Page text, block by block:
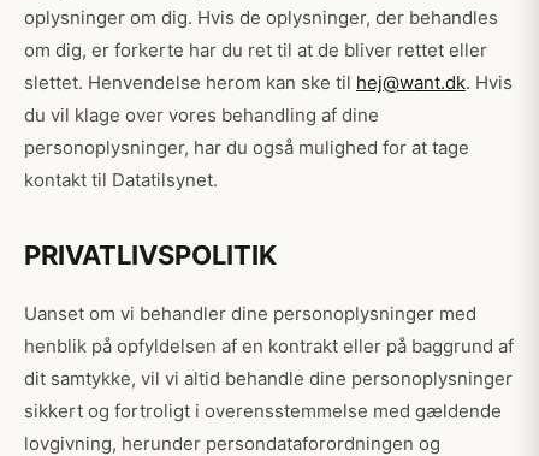
oplysninger om dig. Hvis de oplysninger, der behandles
om dig, er forkerte har du ret til at de bliver rettet eller
slettet. Henvendelse herom kan ske til hej@want.dk. Hvis
du vil klage over vores behandling af dine
personoplysninger, har du også mulighed for at tage
kontakt til Datatilsynet.
PRIVATLIVSPOLITIK
Uanset om vi behandler dine personoplysninger med
henblik på opfyldelsen af en kontrakt eller på baggrund af
dit samtykke, vil vi altid behandle dine personoplysninger
sikkert og fortroligt i overensstemmelse med gældende
lovgivning, herunder persondataforordningen og